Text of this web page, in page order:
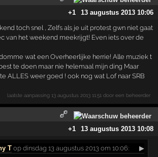
+1
13 augustus 2013 10:06
toch snel , Zelfs als je uit protest gwn niet gaat
van het weekend meekrijgt! Even iets over de
wat een Overheerlijke herrie! Alle muziek t
te doen maar nie helemaal mijn ding Maar
ALLES weer goed ! ook nog wat Lof naar SRB
laatste aanpassing13 augustus 2013 11:51 door een beheerder
+1
13 augustus 2013 10:08
T op dinsdag 13 augustus 2013 om 10:06:
▶